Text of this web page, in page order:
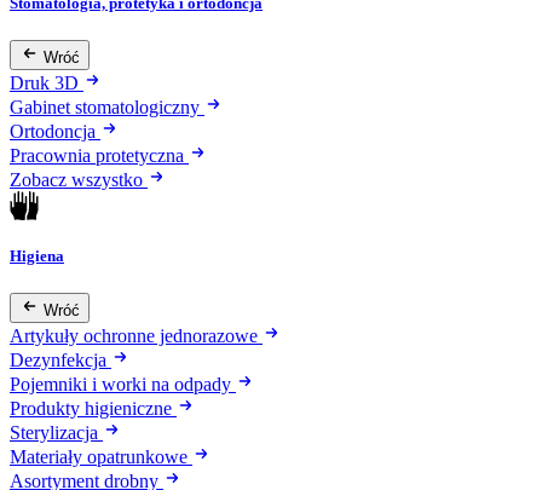
Wróć
Druk 3D
Gabinet stomatologiczny
Ortodoncja
Pracownia protetyczna
Zobacz wszystko
Higiena
Wróć
Artykuły ochronne jednorazowe
Dezynfekcja
Pojemniki i worki na odpady
Produkty higieniczne
Sterylizacja
Materiały opatrunkowe
Asortyment drobny